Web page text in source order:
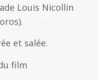
Louis Nicollin
et salée.
film